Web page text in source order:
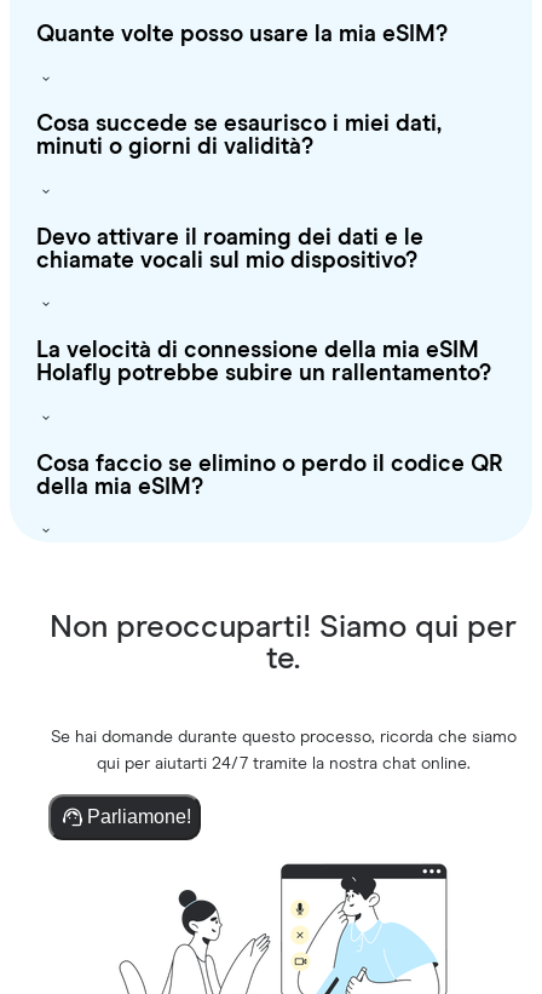
Quante volte posso usare la mia eSIM?
Cosa succede se esaurisco i miei dati,
minuti o giorni di validità?
Devo attivare il roaming dei dati e le
chiamate vocali sul mio dispositivo?
La velocità di connessione della mia eSIM
Holafly potrebbe subire un rallentamento?
Cosa faccio se elimino o perdo il codice QR
della mia eSIM?
Non preoccuparti! Siamo qui per
te.
Se hai domande durante questo processo, ricorda che siamo
qui per aiutarti 24/7 tramite la nostra chat online.
Parliamone!